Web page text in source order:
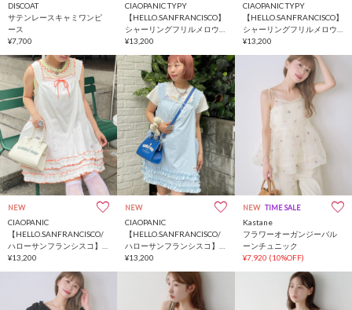
DISCOAT
サテンレースキャミワンピ
ース
¥7,700
CIAOPANIC TYPY
【HELLO.SANFRANCISCO】
シャーリングフリルメロウ
チュニック
¥13,200
CIAOPANIC TYPY
【HELLO.SANFRANCISCO】
シャーリングフリルメロウ
チュニック
¥13,200
NEW
CIAOPANIC
【HELLO.SANFRANCISCO/
ハローサンフランシスコ】
シャーリングフリルメロウ
チュニック
¥13,200
NEW
CIAOPANIC
【HELLO.SANFRANCISCO/
ハローサンフランシスコ】
シャーリングフリルメロウ
チュニック
¥13,200
NEW TIME SALE
Kastane
フラワーオーガンジーバル
ーンチュニック
¥7,920 (10%OFF)